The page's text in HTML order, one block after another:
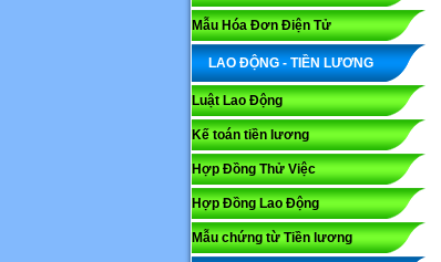
Mẫu Hóa Đơn Điện Tử
LAO ĐỘNG - TIỀN LƯƠNG
Luật Lao Động
Kế toán tiền lương
Hợp Đồng Thử Việc
Hợp Đồng Lao Động
Mẫu chứng từ Tiền lương